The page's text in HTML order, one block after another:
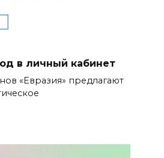
в личный кабинет
«Евразия» предлагают